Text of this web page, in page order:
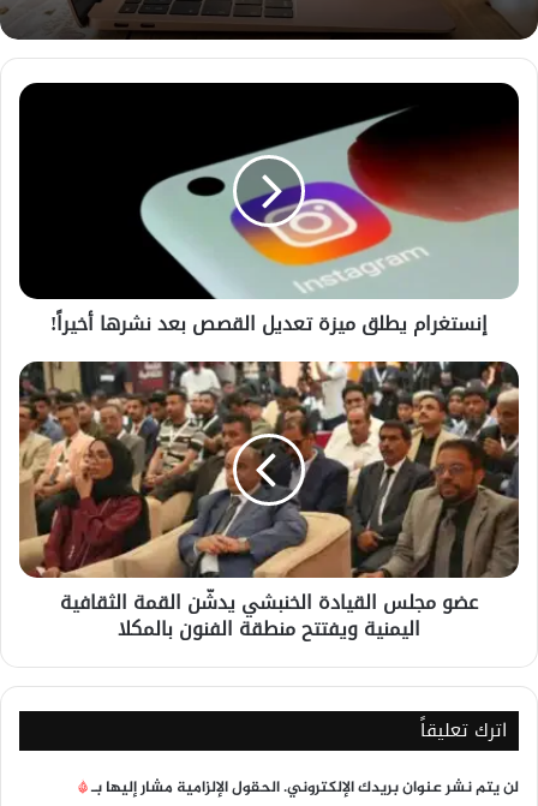
إنستغرام
ميزة
تعديل
القصص
بعد
إنستغرام يطلق ميزة تعديل القصص بعد نشرها أخيراً!
عضو
مجلس
القيادة
الخنبشي
يدشّن
القمة
الثقافية
اليمنية
ويفتتح
منطقةعضو مجلس القيادة الخنبشي يدشّن القمة الثقافية
اليمنية ويفتتح منطقة الفنون بالمكلا
اترك تعليقاً
لن يتم نشر عنوان بريدك الإلكتروني.الحقول الإلزامية مشار إليها بـ*